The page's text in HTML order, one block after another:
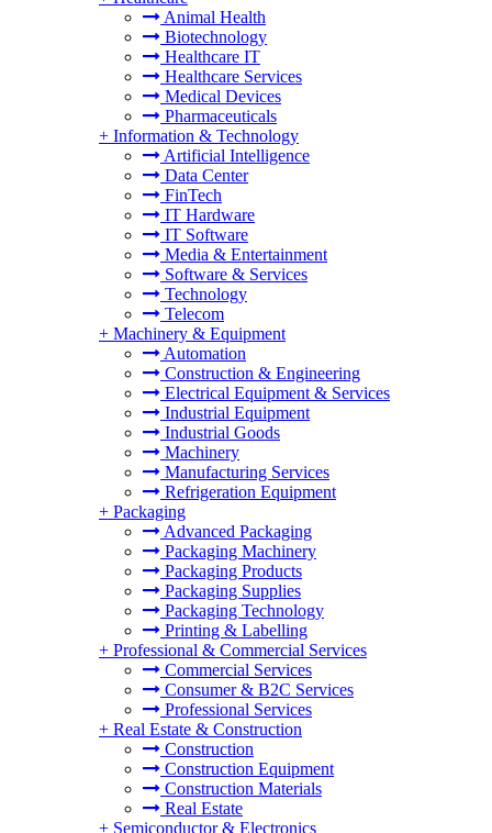
Animal Health
Biotechnology
Healthcare IT
Healthcare Services
Medical Devices
Pharmaceuticals
+ Information & Technology
Artificial Intelligence
Data Center
FinTech
IT Hardware
IT Software
Media & Entertainment
Software & Services
Technology
Telecom
+ Machinery & Equipment
Automation
Construction & Engineering
Electrical Equipment & Services
Industrial Equipment
Industrial Goods
Machinery
Manufacturing Services
Refrigeration Equipment
+ Packaging
Advanced Packaging
Packaging Machinery
Packaging Products
Packaging Supplies
Packaging Technology
Printing & Labelling
+ Professional & Commercial Services
Commercial Services
Consumer & B2C Services
Professional Services
+ Real Estate & Construction
Construction
Construction Equipment
Construction Materials
Real Estate
+ Semiconductor & Electronics